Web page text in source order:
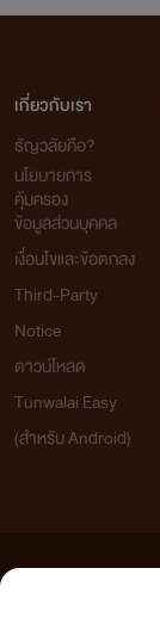
เกี่ยวกับเรา
ธัญวลัยคือ?
นโยบายการ
คุ้มครอง
ข้อมูลส่วนบุคคล
เงื่อนไขและข้อตกลง
Third-Party
Notice
ดาวน์โหลด
Tunwalai Easy
(สำหรับ Android)
เว็บไซต์แห่งนี้ไม่ได้เห็นด้วย